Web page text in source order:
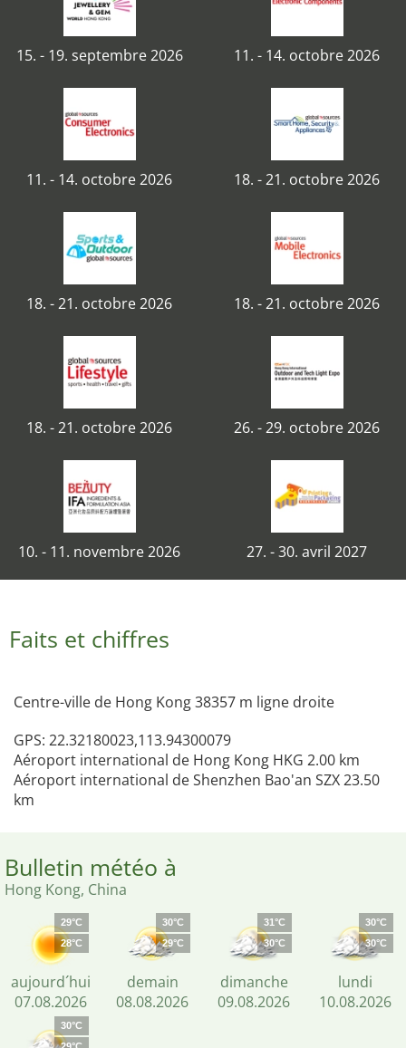
15. - 19. septembre 2026 11. - 14. octobre 2026
11. - 14. octobre 2026 18. - 21. octobre 2026
18. - 21. octobre 2026 18. - 21. octobre 2026
18. - 21. octobre 2026 26. - 29. octobre 2026
10. - 11. novembre 2026 27. - 30. avril 2027
Faits et chiffres
Centre-ville de Hong Kong 38357 m ligne droite
GPS: 22.32180023,113.94300079
Aéroport international de Hong Kong HKG 2.00 km
Aéroport international de Shenzhen Bao'an SZX 23.50
km
Bulletin météo à
Hong Kong, China
29°C
28°C
aujourd´hui
07.08.2026
30°C
29°C
demain
08.08.2026
31°C
30°C
dimanche
09.08.2026
30°C
30°C
lundi
10.08.2026
30°C